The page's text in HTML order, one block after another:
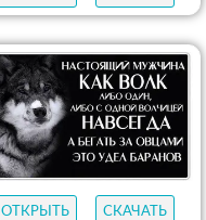
ОТКРЫТЬ СКАЧАТЬ